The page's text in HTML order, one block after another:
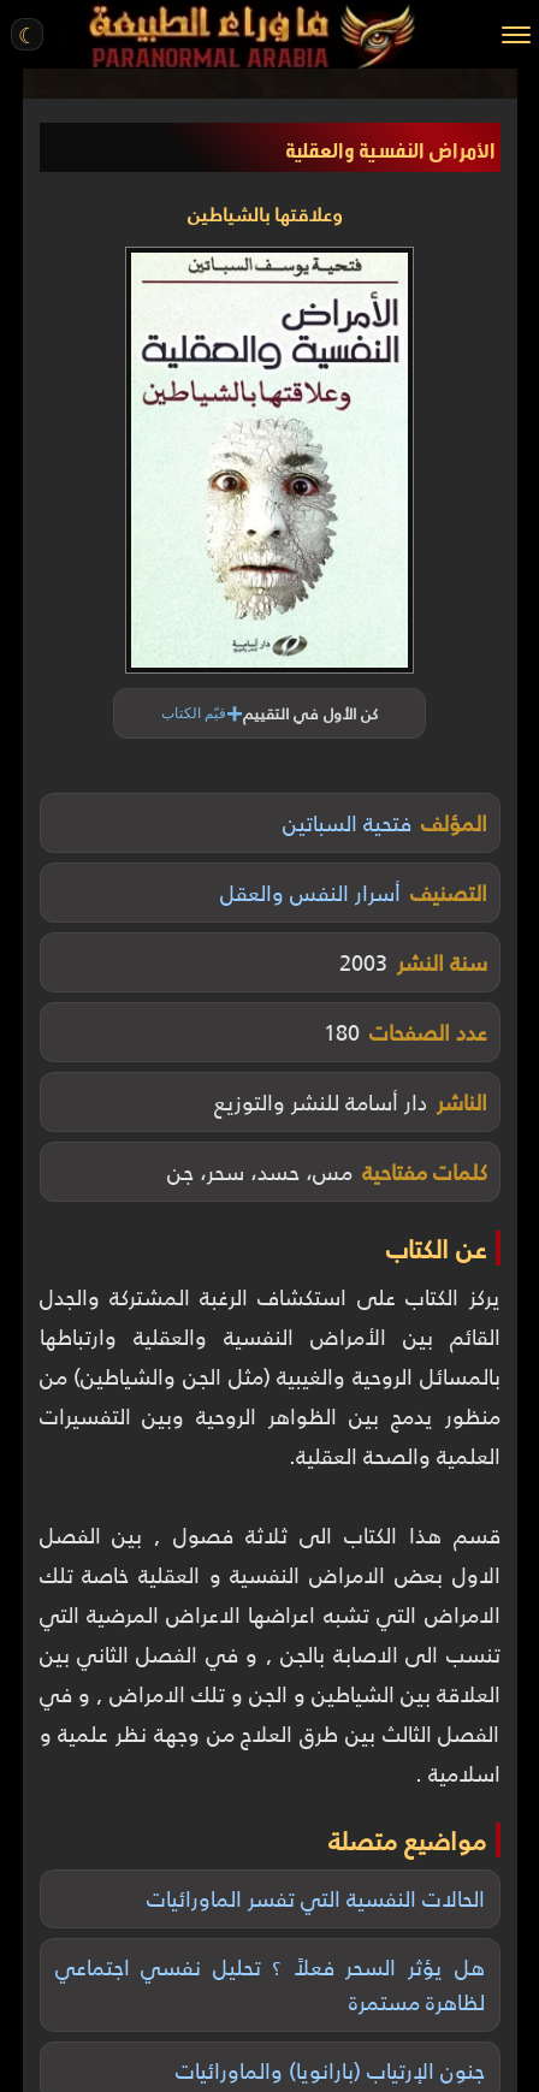
☾
الرئيسية
مقالات
الأمراض النفسية والعقلية
وعلاقتها بالشياطين
كن الأول في التقييم+قيّم الكتاب
المؤلف فتحية السباتين
التصنيف أسرار النفس والعقل
سنة النشر 2003
عدد الصفحات 180
الناشر دار أسامة للنشر والتوزيع
كلمات مفتاحية مس، حسد، سحر، جن
عن الكتاب
يركز الكتاب على استكشاف الرغبة المشتركة والجدل
القائم بين الأمراض النفسية والعقلية وارتباطها
بالمسائل الروحية والغيبية (مثل الجن والشياطين) من
منظور يدمج بين الظواهر الروحية وبين التفسيرات
قسم هذا الكتاب الى ثلاثة فصول , بين الفصل
الاول بعض الامراض النفسية و العقلية خاصة تلك
الامراض التي تشبه اعراضها الاعراض المرضية التي
تنسب الى الاصابة بالجن , و في الفصل الثاني بين
العلاقة بين الشياطين و الجن و تلك الامراض , و في
الفصل الثالث بين طرق العلاج من وجهة نظر علمية و
اسلامية .
مواضيع متصلة
الحالات النفسية التي تفسر الماورائيات
هل يؤثر السحر فعلاً ؟ تحليل نفسي اجتماعي
لظاهرة مستمرة
جنون الإرتياب (بارانويا) والماورائيات